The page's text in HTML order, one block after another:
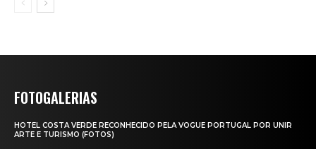
FOTOGALERIAS
HOTEL COSTA VERDE RECONHECIDO PELA VOGUE PORTUGAL POR UNIR
ARTE E TURISMO (FOTOS)